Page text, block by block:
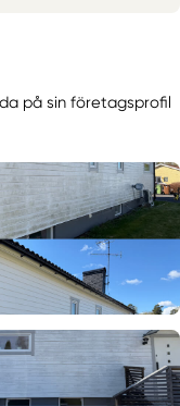
på sin företagsprofil